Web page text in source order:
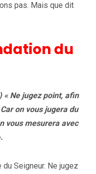
pas. Mais que dit
du
« Ne jugez point, afin
on vous jugera du
vous mesurera avec
du Seigneur. Ne jugez